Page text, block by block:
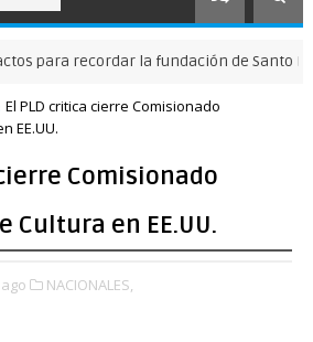
recordar la fundación de Santo Domingo
El PLD critica cierre Comisionado
EE.UU.
Comisionado
Cultura en EE.UU.
NACIONALES,